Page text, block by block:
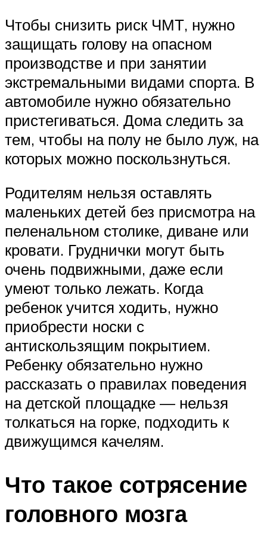
Чтобы снизить риск ЧМТ, нужно
защищать голову на опасном
производстве и при занятии
экстремальными видами спорта. В
автомобиле нужно обязательно
пристегиваться. Дома следить за
тем, чтобы на полу не было луж, на
которых можно поскользнуться.
Родителям нельзя оставлять
маленьких детей без присмотра на
пеленальном столике, диване или
кровати. Груднички могут быть
очень подвижными, даже если
умеют только лежать. Когда
ребенок учится ходить, нужно
приобрести носки с
антискользящим покрытием.
Ребенку обязательно нужно
рассказать о правилах поведения
на детской площадке — нельзя
толкаться на горке, подходить к
движущимся качелям.
Что такое сотрясение
головного мозга